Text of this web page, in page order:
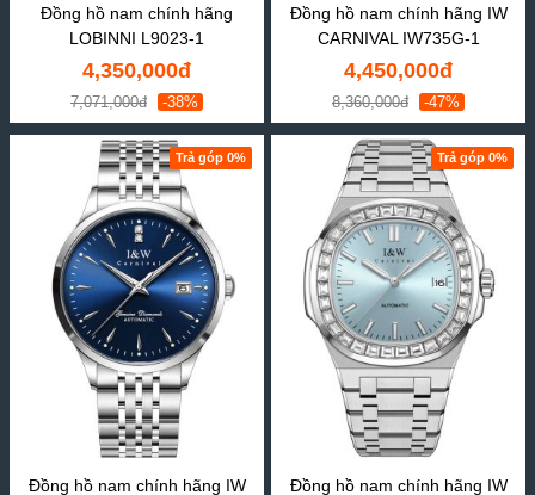
Đồng hồ nam chính hãng
LOBINNI L9023-1
4,350,000đ
7,071,000đ -38%
Đồng hồ nam chính hãng IW
CARNIVAL IW735G-1
4,450,000đ
8,360,000đ -47%
Trả góp 0%
Đồng hồ nam chính hãng IW
Trả góp 0%
Đồng hồ nam chính hãng IW